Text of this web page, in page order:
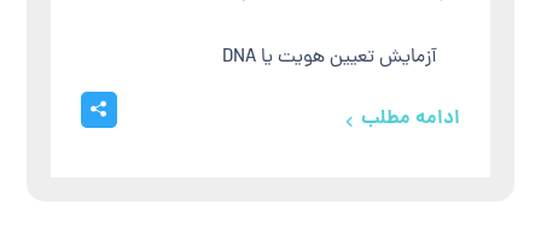
آزمایش تعیین هویت یا DNA
ادامه مطلب